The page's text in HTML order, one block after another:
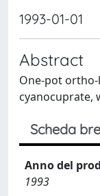
1993-01-01
Abstract
One-pot
cyanocuprate,
Scheda
Anno del
1993